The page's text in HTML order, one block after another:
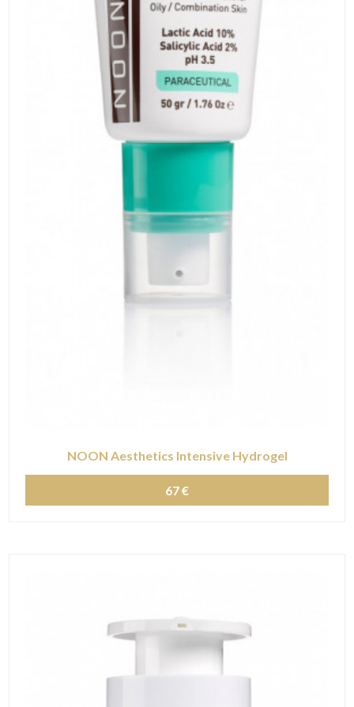
NOON Aesthetics Intensive Hydrogel
67 €